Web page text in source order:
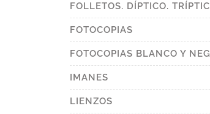
FOLLETOS. DÍPTICO.
FOTOCOPIAS
FOTOCOPIAS BLANCO Y
IMANES
LIENZOS